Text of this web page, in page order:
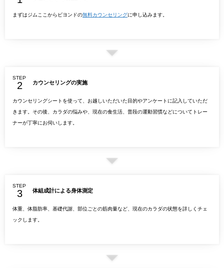
まずはジムここからビヨンドの無料カウンセリングに申し込みます。
STEP
カウンセリングの実施
カウンセリングシートを使って、お越しいただいた目的やアンケートに記入していただ
きます。その後、カラダの悩みや、現在の食生活、普段の運動習慣などについてトレー
ナーが丁寧にお伺いします。
STEP
体組成計による身体測定
体重、体脂肪率、基礎代謝、部位ごとの筋肉量など、現在のカラダの状態を詳しくチェ
ックします。